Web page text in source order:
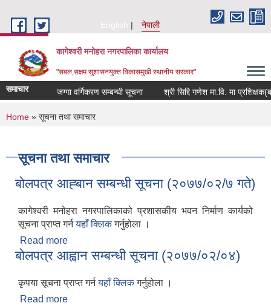
English
नेपाली
कागेश्वरी मनोहरा नगरपालिका कार्यालय
"सबल,सक्षम सुशासनयुक्त विकासमुखी स्थानीय सरकार"
समाचार जग्गा वर्गिकरण सम्बन्धी सूचना श्री सिद्दि गणेश मा.वि. मा प्रशिक्षक(बाली
You are here
Home » सूचना तथा समाचार
सूचना तथा समाचार
बोलपत्र आह्बान सम्बन्धी सूचना (२०७७/०२/७ गते)
कागेश्वरी मनोहरा नगरपालिकाको प्रशासकीय भवन निर्माण कार्यको
सूचना प्राप्त गर्नयहाँ क्लिकगर्नुहोला ।
Read more
बोलपत्र आह्वान सम्बन्धी सूचना (२०७७/०२/०४)
कृपया सूचना प्राप्त गर्नयहाँ क्लिकगर्नुहोला ।
Read more